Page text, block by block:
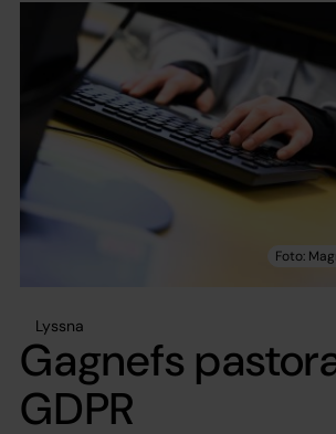
Lyssna
Gagnefs
GDPR